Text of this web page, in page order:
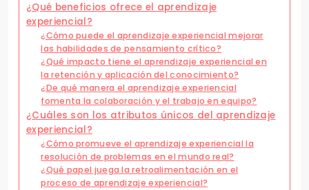
¿Qué beneficios ofrece el aprendizaje
experiencial?
¿Cómo puede el aprendizaje experiencial mejorar
las habilidades de pensamiento crítico?
¿Qué impacto tiene el aprendizaje experiencial en
la retención y aplicación del conocimiento?
¿De qué manera el aprendizaje experiencial
fomenta la colaboración y el trabajo en equipo?
¿Cuáles son los atributos únicos del aprendizaje
experiencial?
¿Cómo promueve el aprendizaje experiencial la
resolución de problemas en el mundo real?
¿Qué papel juega la retroalimentación en el
proceso de aprendizaje experiencial?